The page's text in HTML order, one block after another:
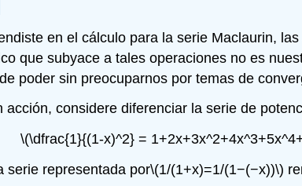
en el cálculo para la serie Maclaurin,
que subyace a tales operaciones no es
poder sin preocuparnos por temas de
acción, considere diferenciar la serie de
\(\dfrac{1}{(1-x)^2} =
serie representada por\(1/(1+x)=1/(1−(−x))\)